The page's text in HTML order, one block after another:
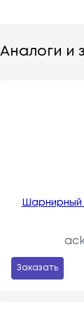
Аналоги и
Шарнирный
Заказать